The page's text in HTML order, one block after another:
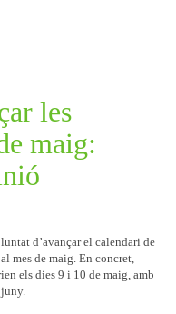
les
maig:
d’avançar el calendari de
mes de maig. En concret,
els dies 9 i 10 de maig, amb